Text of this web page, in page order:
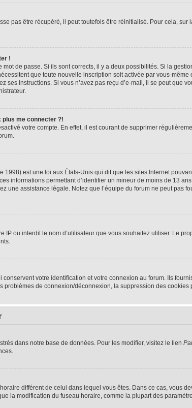
pas être récupéré, il peut toutefois être réinitialisé. Pour cela,
!
mot de passe. Si ils sont corrects, il y a deux possibilités. Si la
que toute nouvelle inscription soit activée par vous-
ses instructions. Si vous n’avez pas reçu d’e-mail, il se peut
plus me connecter ?!
votre compte. En effet, il est courant de supprimer
1998) est une loi aux États-Unis qui dit que les sites Internet
informations permettant d’identifier un mineur de moins de 13
une assistance légale. Notez que l’équipe du forum ne peut
IP ou interdit le nom d’utilisateur que vous souhaitez utiliser. Le
votre identification et votre connexion au forum. Ils
problèmes de connexion/déconnexion, la suppression des cookies
dans notre base de données. Pour les modifier, visitez le lien
différent de celui dans lequel vous êtes. Dans ce cas, vous
la modification du fuseau horaire, comme la plupart des